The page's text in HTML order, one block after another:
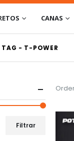
CANAS
TAG - T-POWER
Filtrar